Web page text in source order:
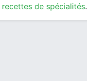
recettes de spécialités.